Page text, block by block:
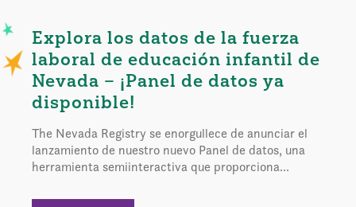
Explora los datos de la fuerza
laboral de educación infantil de
Nevada – ¡Panel de datos ya
disponible!
The Nevada Registry se enorgullece de anunciar el
lanzamiento de nuestro nuevo Panel de datos, una
herramienta semiinteractiva que proporciona...